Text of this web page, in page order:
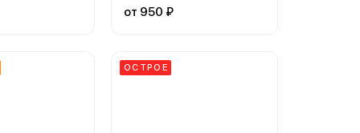
пепперони , бекон.
от 950 ₽
ОСТРОЕ